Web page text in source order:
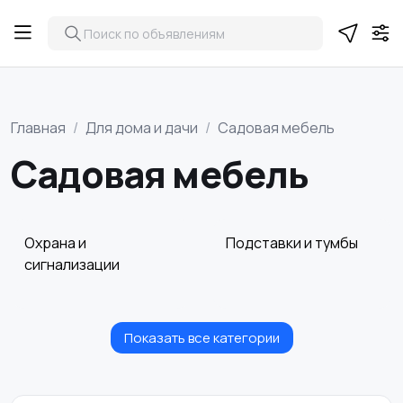
Главная Для дома и дачи Садовая мебель
Садовая мебель
Охрана и
сигнализации
Подставки и тумбы
Растения и семена
Показать все категории